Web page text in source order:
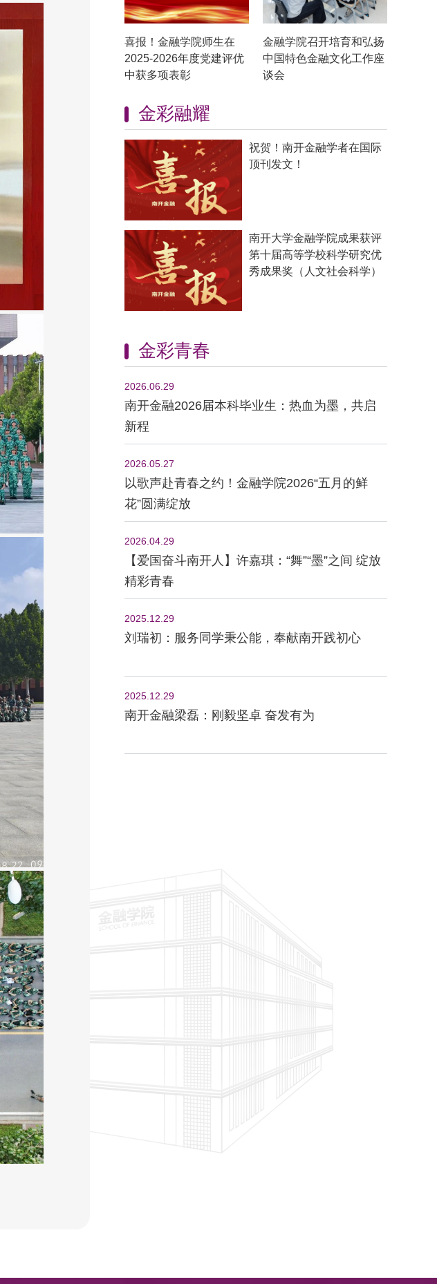
喜报！金融学院师生在
2025-2026年度党建评优
中获多项表彰
金融学院召开培育和弘扬
中国特色金融文化工作座
谈会
金彩融耀
祝贺！南开金融学者在国际
顶刊发文！
南开大学金融学院成果获评
第十届高等学校科学研究优
秀成果奖（人文社会科学）
金彩青春
2026.06.29
南开金融2026届本科毕业生：热血为墨，共启
新程
2026.05.27
以歌声赴青春之约！金融学院2026“五月的鲜
花”圆满绽放
2026.04.29
【爱国奋斗南开人】许嘉琪：“舞”“墨”之间 绽放
精彩青春
2025.12.29
刘瑞初：服务同学秉公能，奉献南开践初心
2025.12.29
南开金融梁磊：刚毅坚卓 奋发有为